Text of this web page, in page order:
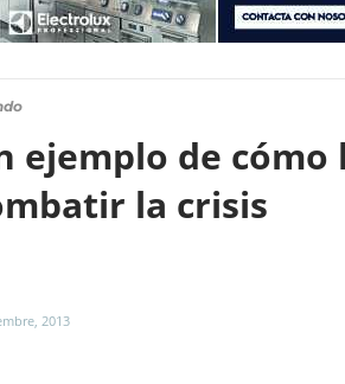
ejemplo de
la crisis
2013